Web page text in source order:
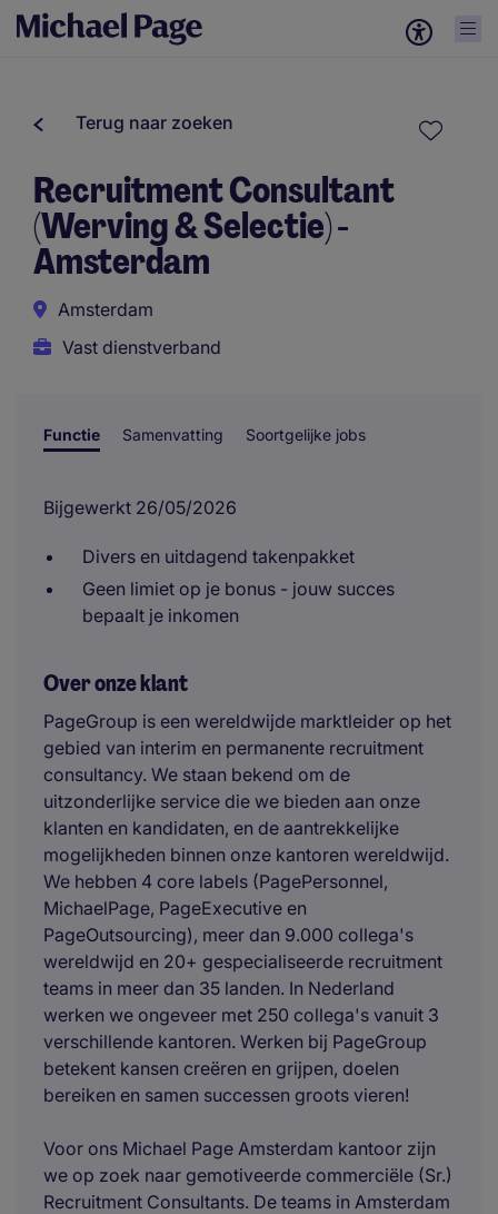
Terug naar zoeken
Recruitment Consultant
(Werving & Selectie) -
Amsterdam
Amsterdam
Vast dienstverband
Functie Samenvatting Soortgelijke jobs
Bijgewerkt 26/05/2026
Divers en uitdagend takenpakket
Geen limiet op je bonus - jouw succes
bepaalt je inkomen
Over onze klant
PageGroup is een wereldwijde marktleider op het
gebied van interim en permanente recruitment
consultancy. We staan bekend om de
uitzonderlijke service die we bieden aan onze
klanten en kandidaten, en de aantrekkelijke
mogelijkheden binnen onze kantoren wereldwijd.
We hebben 4 core labels (PagePersonnel,
MichaelPage, PageExecutive en
PageOutsourcing), meer dan 9.000 collega's
wereldwijd en 20+ gespecialiseerde recruitment
teams in meer dan 35 landen. In Nederland
werken we ongeveer met 250 collega's vanuit 3
verschillende kantoren. Werken bij PageGroup
betekent kansen creëren en grijpen, doelen
bereiken en samen successen groots vieren!
Voor ons Michael Page Amsterdam kantoor zijn
we op zoek naar gemotiveerde commerciële (Sr.)
Recruitment Consultants. De teams in Amsterdam